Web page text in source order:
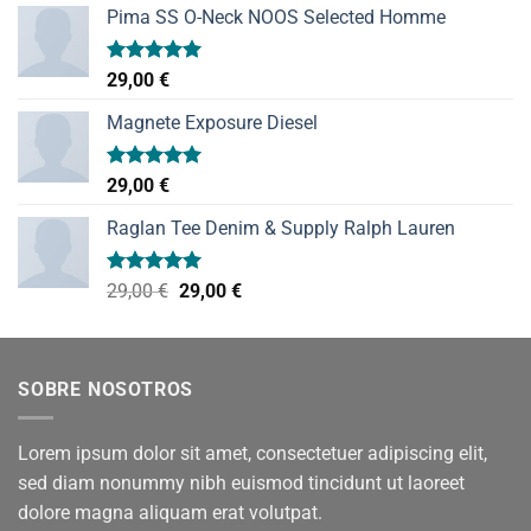
Pima SS O-Neck NOOS Selected Homme
Valorado
con
de 5
29,00 €
Magnete Exposure Diesel
Valorado
con
de 5
29,00 €
Raglan Tee Denim & Supply Ralph Lauren
Valorado
29,00€ El
original
29,00 €.
29,00 €El
actual
SOBRE NOSOTROS
Lorem ipsum dolor sit amet, consectetuer adipiscing elit,
sed diam nonummy nibh euismod tincidunt ut laoreet
dolore magna aliquam erat volutpat.